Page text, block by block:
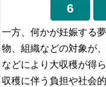
6
一方、何かが妊娠する
物、組織などの対象が
などにより大収穫が得
収穫に伴う負担や社会